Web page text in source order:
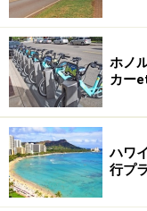
ホノ
カー
ハワ
行プ